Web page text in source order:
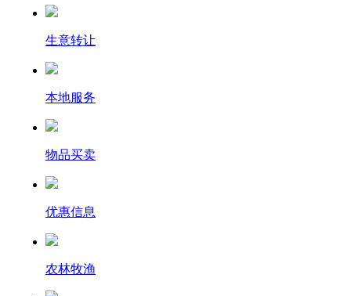
生意转让
本地服务
物品买卖
优惠信息
农林牧渔